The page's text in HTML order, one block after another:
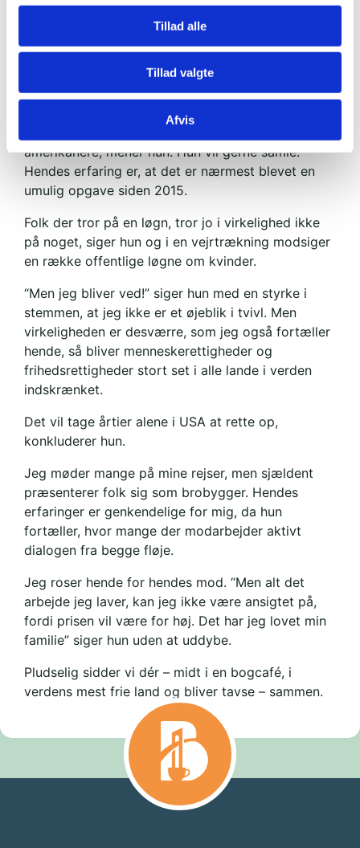
Tillad alle
Tillad valgte
Afvis
Hun kalder sig for brobygger, da hun både
samarbejder med republikaner og demokrater.
Faktisk har hun hjulpet kandidater fra begge
op, så længe vil hun stå lige bag dem.
Hun taler dog aldrig selv om “forlife” eller
amerikanere, mener hun. Hun vil gerne samle.
Hendes erfaring er, at det er nærmest blevet en
umulig opgave siden 2015.
Folk der tror på en løgn, tror jo i virkelighed ikke
på noget, siger hun og i en vejrtrækning modsiger
en række offentlige løgne om kvinder.
“Men jeg bliver ved!” siger hun med en styrke i
stemmen, at jeg ikke er et øjeblik i tvivl. Men
virkeligheden er desværre, som jeg også fortæller
hende, så bliver menneskerettigheder og
frihedsrettigheder stort set i alle lande i verden
indskrænket.
Det vil tage årtier alene i USA at rette op,
konkluderer hun.
Jeg møder mange på mine rejser, men sjældent
præsenterer folk sig som brobygger. Hendes
erfaringer er genkendelige for mig, da hun
fortæller, hvor mange der modarbejder aktivt
dialogen fra begge fløje.
Jeg roser hende for hendes mod. “Men alt det
arbejde jeg laver, kan jeg ikke være ansigtet på,
fordi prisen vil være for høj. Det har jeg lovet min
familie” siger hun uden at uddybe.
Pludselig sidder vi dér – midt i en bogcafé, i
verdens mest frie land og bliver tavse – sammen.